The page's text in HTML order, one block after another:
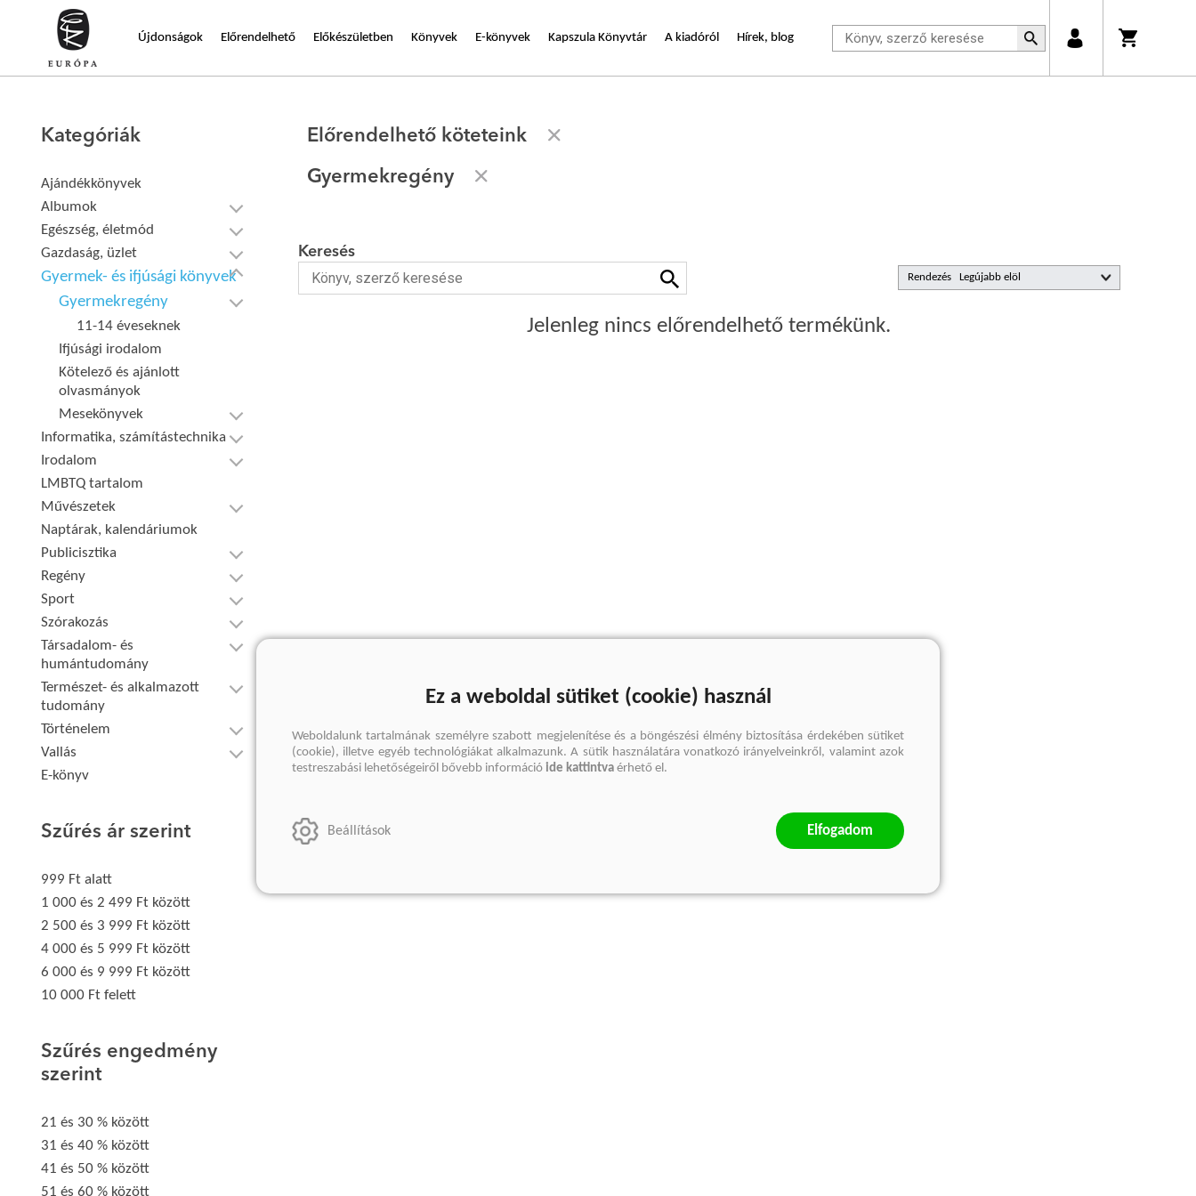
Újdonságok Előrendelhető Előkészületben Könyvek E-könyvek Kapszula Könyvtár A kiadóról Hírek, blog
Kategóriák
Ajándékkönyvek
Albumok
Egészség, életmód
Gazdaság, üzlet
Gyermek- és ifjúsági könyvek
Gyermekregény
11-14 éveseknek
Ifjúsági irodalom
Kötelező és ajánlott
olvasmányok
Mesekönyvek
Informatika, számítástechnika
Irodalom
LMBTQ tartalom
Művészetek
Naptárak, kalendáriumok
Publicisztika
Regény
Sport
Szórakozás
Társadalom- és
humántudomány
Természet- és alkalmazott
tudomány
Történelem
Vallás
E-könyv
Szűrés ár szerint
999 Ft alatt
1 000 és 2 499 Ft között
2 500 és 3 999 Ft között
4 000 és 5 999 Ft között
6 000 és 9 999 Ft között
10 000 Ft felett
Szűrés engedmény
szerint
21 és 30 % között
31 és 40 % között
41 és 50 % között
51 és 60 % között
Előrendelhető köteteink
Gyermekregény
Rendezés
Keresés
Jelenleg nincs előrendelhető termékünk.
Ez a weboldal sütiket (cookie) használ
Weboldalunk tartalmának személyre szabott megjelenítése és a böngészési élmény biztosítása érdekében sütiket
(cookie), illetve egyéb technológiákat alkalmazunk. A sütik használatára vonatkozó irányelveinkről, valamint azok
testreszabási lehetőségeiről bővebb információ ide kattintva érhető el.
Beállítások Elfogadom